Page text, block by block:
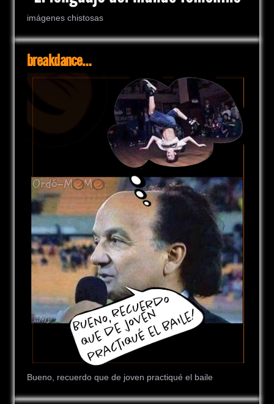
imágenes chistosas
breakdance…
Bueno, recuerdo que de joven practiqué el baile